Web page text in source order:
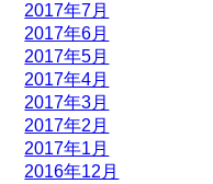
2017年7月
2017年6月
2017年5月
2017年4月
2017年3月
2017年2月
2017年1月
2016年12月